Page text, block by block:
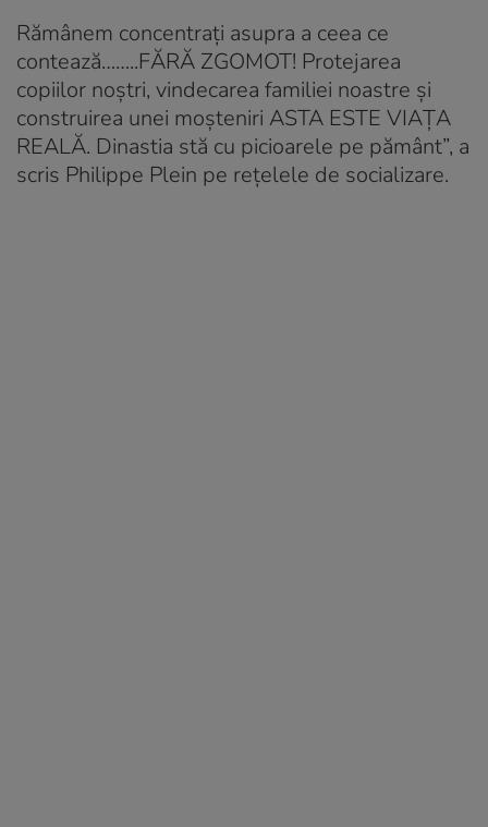
Rămânem concentrați asupra a ceea ce
contează……..FĂRĂ ZGOMOT! Protejarea
copiilor noștri, vindecarea familiei noastre și
construirea unei moșteniri ASTA ESTE VIAȚA
REALĂ. Dinastia stă cu picioarele pe pământ”, a
scris Philippe Plein pe rețelele de socializare.